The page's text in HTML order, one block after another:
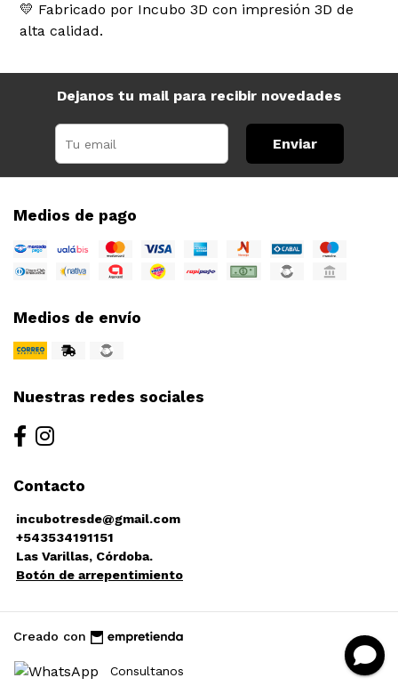
💛 Fabricado por Incubo 3D con impresión 3D de
alta calidad.
Dejanos tu mail para recibir novedades
Enviar
Medios de pago
Medios de envío
Nuestras redes sociales
Contacto
incubotresde@gmail.com
+543534191151
Las Varillas, Córdoba.
Botón de arrepentimiento
Creado con
Consultanos